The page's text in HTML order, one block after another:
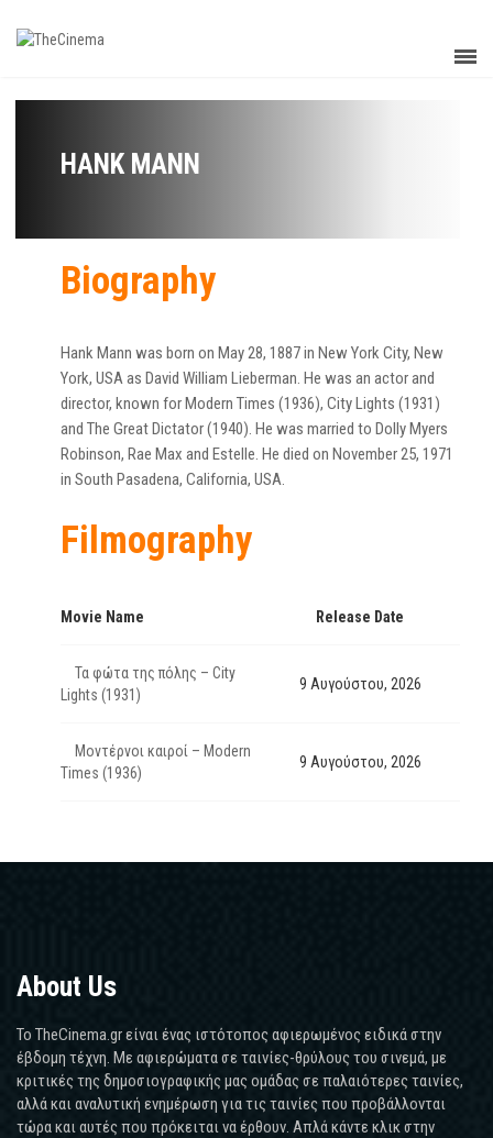
HANK MANN
Biography
Hank Mann was born on May 28, 1887 in New York City, New
York, USA as David William Lieberman. He was an actor and
director, known for Modern Times (1936), City Lights (1931)
and The Great Dictator (1940). He was married to Dolly Myers
Robinson, Rae Max and Estelle. He died on November 25, 1971
in South Pasadena, California, USA.
Filmography
Movie Name Release Date
Τα φώτα της πόλης – City
Lights (1931)
9 Αυγούστου, 2026
Μοντέρνοι καιροί – Modern
Times (1936)
9 Αυγούστου, 2026
About Us
Το TheCinema.gr είναι ένας ιστότοπος αφιερωμένος ειδικά στην
έβδομη τέχνη. Με αφιερώματα σε ταινίες-θρύλους του σινεμά, με
κριτικές της δημοσιογραφικής μας ομάδας σε παλαιότερες ταινίες,
αλλά και αναλυτική ενημέρωση για τις ταινίες που προβάλλονται
τώρα και αυτές που πρόκειται να έρθουν. Απλά κάντε κλικ στην